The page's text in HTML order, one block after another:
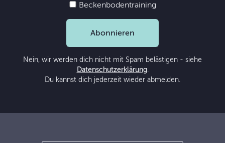
Beckenbodentraining
Abonnieren
Nein, wir werden dich nicht mit Spam belästigen - siehe
Datenschutzerklärung.
Du kannst dich jederzeit wieder abmelden.